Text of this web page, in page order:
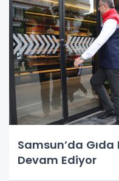
Samsun’da Gıda
Devam Ediyor